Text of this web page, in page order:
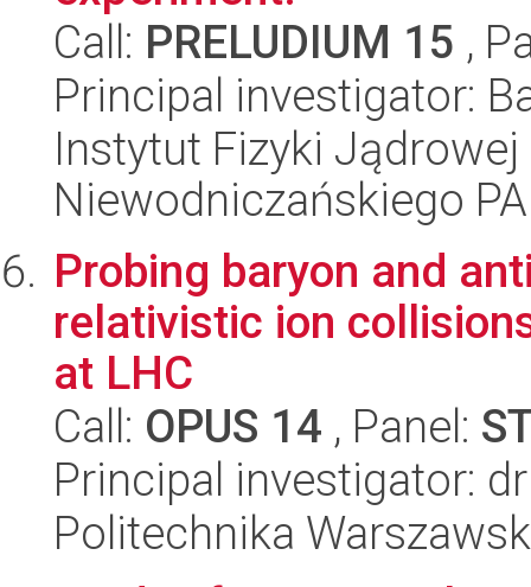
Call: PRELUDIUM 15 ,
Principal investigator:
Instytut Fizyki
Niewodniczańskiego
Probing baryon and
relativistic ion
at LHC
Call: OPUS 14 , Panel:
Principal investigator:
Politechnika